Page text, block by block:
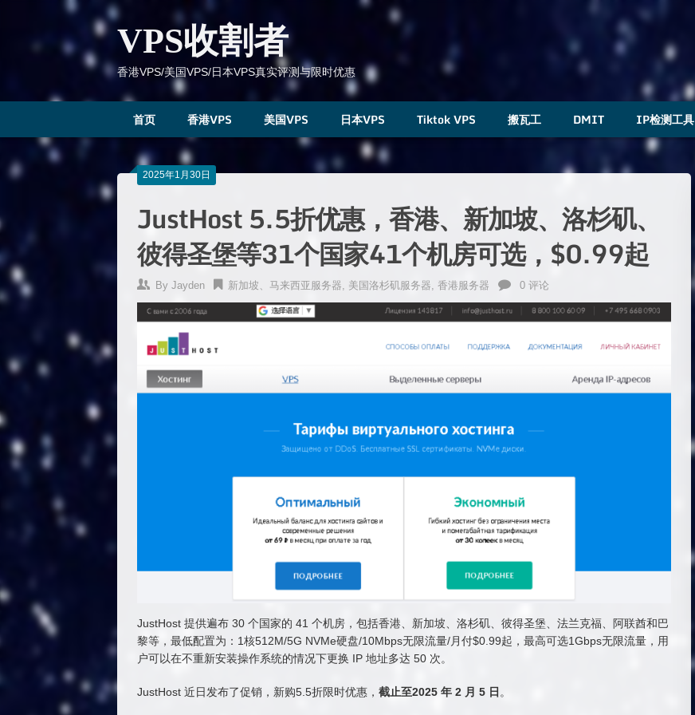
VPS收割者
香港VPS/美国VPS/日本VPS真实评测与限时优惠
首页 香港VPS 美国VPS 日本VPS Tiktok VPS 搬瓦工 DMIT IP检测工具
2025年1月30日
JustHost 5.5折优惠，香港、新加坡、洛杉矶、
彼得圣堡等31个国家41个机房可选，$0.99起
By Jayden 新加坡、马来西亚服务器, 美国洛杉矶服务器, 香港服务器 0 评论
JustHost 提供遍布 30 个国家的 41 个机房，包括香港、新加坡、洛杉矶、彼得圣堡、法兰克福、阿联酋和巴
黎等，最低配置为：1核512M/5G NVMe硬盘/10Mbps无限流量/月付$0.99起，最高可选1Gbps无限流量，用
户可以在不重新安装操作系统的情况下更换 IP 地址多达 50 次。
JustHost 近日发布了促销，新购5.5折限时优惠， 截止至2025 年 2 月 5 日 。